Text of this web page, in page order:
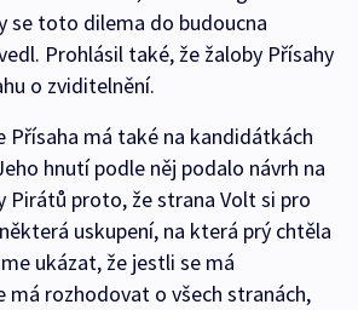
se toto dilema do budoucna
Prohlásil také, že žaloby Přísahy
o zviditelnění.
Přísaha má také na kandidátkách
hnutí podle něj podalo návrh na
Pirátů proto, že strana Volt si pro
uskupení, na která prý chtěla
ukázat, že jestli se má
má rozhodovat o všech stranách,